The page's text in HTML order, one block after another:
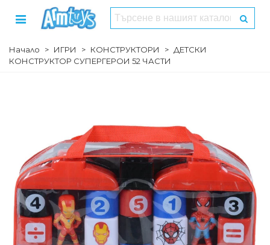
Начало > ИГРИ > КОНСТРУКТОРИ > ДЕТСКИ
КОНСТРУКТОР СУПЕРГЕРОИ 52 ЧАСТИ